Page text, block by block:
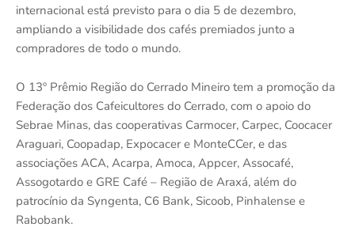
internacional está previsto para o dia 5 de dezembro,
ampliando a visibilidade dos cafés premiados junto a
compradores de todo o mundo.
O 13º Prêmio Região do Cerrado Mineiro tem a promoção da
Federação dos Cafeicultores do Cerrado, com o apoio do
Sebrae Minas, das cooperativas Carmocer, Carpec, Coocacer
Araguari, Coopadap, Expocacer e MonteCCer, e das
associações ACA, Acarpa, Amoca, Appcer, Assocafé,
Assogotardo e GRE Café – Região de Araxá, além do
patrocínio da Syngenta, C6 Bank, Sicoob, Pinhalense e
Rabobank.